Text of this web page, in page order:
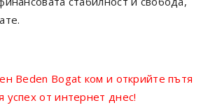
Beden Bogat ком и открийте пътя
успех от интернет днес!